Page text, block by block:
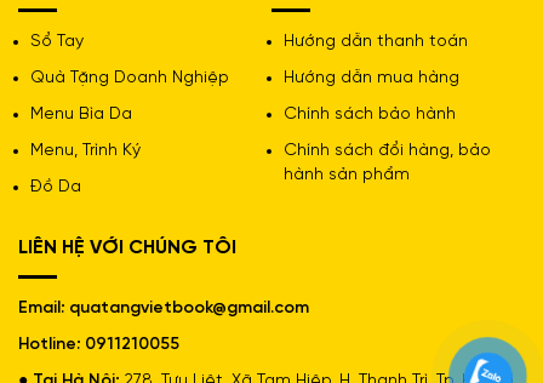
Sổ Tay
Quà Tặng Doanh Nghiệp
Menu Bìa Da
Menu, Trình Ký
Đồ Da
Hướng dẫn thanh toán
Hướng dẫn mua hàng
Chính sách bảo hành
Chính sách đổi hàng, bảo
hành sản phẩm
LIÊN HỆ VỚI CHÚNG TÔI
Email: quatangvietbook@gmail.com
Hotline: 0911210055